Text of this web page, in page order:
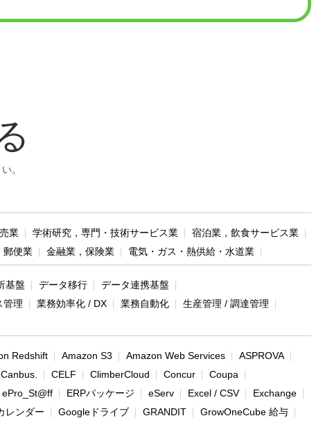
。
業 学術研究，専門・技術サービス業
宿泊業，飲食サービス業
郵便業 金融業，保険業 電気・ガス・熱供給・水道業
基盤 データ移行
データ連携基盤
管理 業務効率化 / DX 業務自動化
生産管理 / 調達管理
Redshift Amazon S3 Amazon Web Services
ASPROVA
Canbus. CELF ClimberCloud Concur
Coupa
ePro_St@ff ERPパッケージ eServ Excel / CSV
Exchange
レンダー Googleドライブ GRANDIT
GrowOneCube 給与